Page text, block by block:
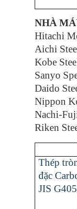
NHÀ
Hitachi
Aichi
Kobe
Sanyo
Daido
Nippon
Nachi-
Riken
Thép
đặc
JIS